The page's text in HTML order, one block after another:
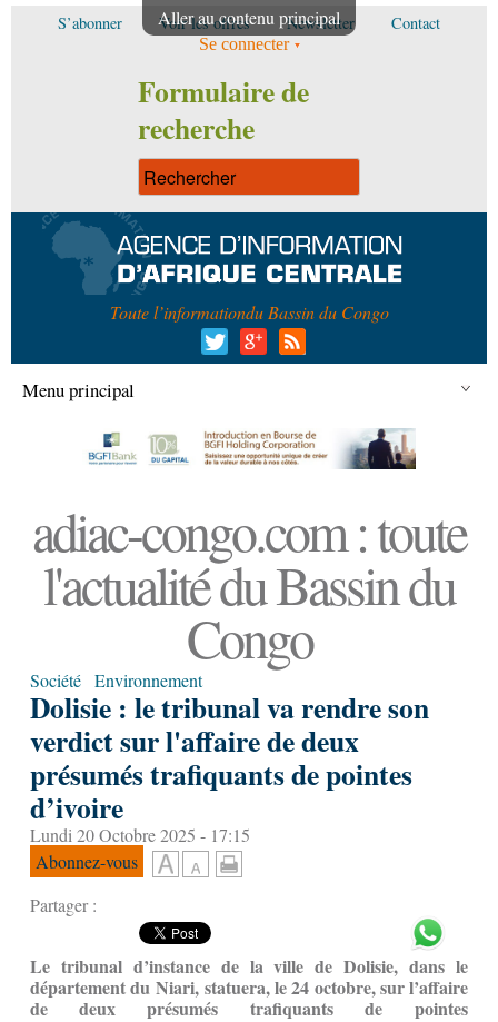
Aller au contenu principal
S’abonner Voir les offres Newsletter Contact
Se connecter
Formulaire de
recherche
Toute l’informationdu Bassin du Congo
Menu principal
adiac-congo.com : toute
l'actualité du Bassin du
Congo
Société Environnement
Dolisie : le tribunal va rendre son
verdict sur l'affaire de deux
présumés trafiquants de pointes
d’ivoire
Lundi 20 Octobre 2025 - 17:15
Abonnez-vous
Partager :
Le tribunal d’instance de la ville de Dolisie, dans le
département du Niari, statuera, le 24 octobre, sur l’affaire
de deux présumés trafiquants de pointes